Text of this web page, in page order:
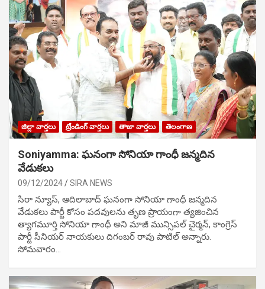
జిల్లా వార్తలు ట్రేండింగ్ వార్తలు తాజా వార్తలు తెలంగాణ
Soniyamma: ఘ‌నంగా సోనియా గాంధీ జ‌న్మ‌దిన
వేడుక‌లు
09/12/2024 SIRA NEWS
సిరా న్యూస్, ఆదిలాబాద్ ఘ‌నంగా సోనియా గాంధీ జ‌న్మ‌దిన
వేడుక‌లు పార్టీ కోసం ప‌ద‌వుల‌ను తృణ ప్రాయంగా త్య‌జించిన
త్యాగమూర్తి సోనియా గాంధీ అని మాజీ మున్సిప‌ల్ చైర్మ‌న్, కాంగ్రెస్
పార్టీ సీనియ‌ర్ నాయ‌కులు దిగంబ‌ర్ రావు పాటిల్ అన్నారు.
సోమవారం…